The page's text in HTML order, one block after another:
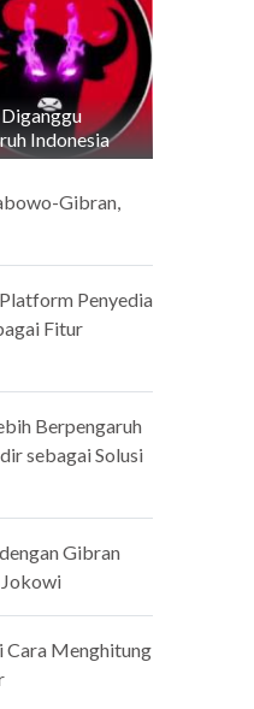
Indonesia
Gibran,
Penyedia
Fitur
Berpengaruh
sebagai Solusi
Gibran
Cara Menghitung